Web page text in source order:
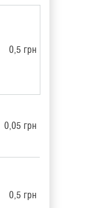
0,5 грн
0,05 грн
0,5 грн